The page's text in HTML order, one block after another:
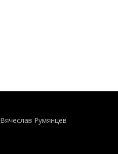
Вячеслав Румянцев